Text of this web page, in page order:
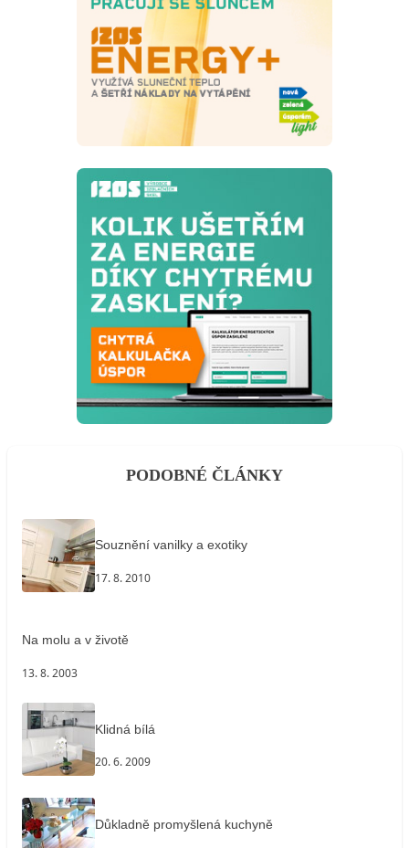
PODOBNÉ ČLÁNKY
Souznění vanilky a exotiky
17. 8. 2010
Na molu a v životě
13. 8. 2003
Klidná bílá
20. 6. 2009
Důkladně promyšlená kuchyně